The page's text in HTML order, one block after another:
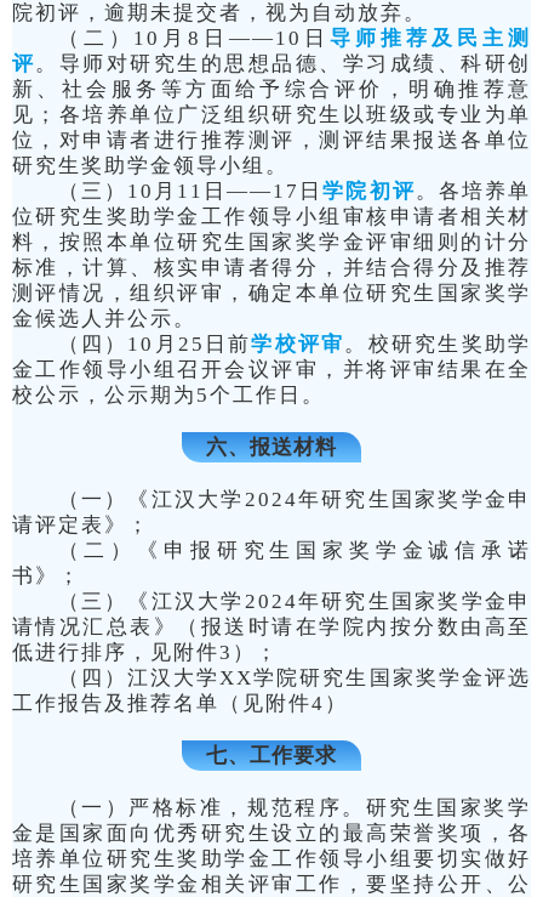
院初评，逾期未提交者，视为自动放弃。
（二）10月8日——10日导师推荐及民主测
评。导师对研究生的思想品德、学习成绩、科研创
新、社会服务等方面给予综合评价，明确推荐意
见；各培养单位广泛组织研究生以班级或专业为单
位，对申请者进行推荐测评，测评结果报送各单位
研究生奖助学金领导小组。
（三）10月11日——17日学院初评。各培养单
位研究生奖助学金工作领导小组审核申请者相关材
料，按照本单位研究生国家奖学金评审细则的计分
标准，计算、核实申请者得分，并结合得分及推荐
测评情况，组织评审，确定本单位研究生国家奖学
金候选人并公示。
（四）10月25日前学校评审。校研究生奖助学
金工作领导小组召开会议评审，并将评审结果在全
校公示，公示期为5个工作日。
六、报送材料
（一）《江汉大学2024年研究生国家奖学金申
请评定表》；
（二）《申报研究生国家奖学金诚信承诺
书》；
（三）《江汉大学2024年研究生国家奖学金申
请情况汇总表》（报送时请在学院内按分数由高至
低进行排序，见附件3）；
（四）江汉大学XX学院研究生国家奖学金评选
工作报告及推荐名单（见附件4）
七、工作要求
（一）严格标准，规范程序。研究生国家奖学
金是国家面向优秀研究生设立的最高荣誉奖项，各
培养单位研究生奖助学金工作领导小组要切实做好
研究生国家奖学金相关评审工作，要坚持公开、公